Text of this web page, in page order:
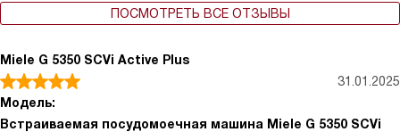
ПОСМОТРЕТЬ ВСЕ ОТЗЫВЫ
Miele G 5350 SCVi Active Plus
31.01.2025
Модель:
Встраиваемая посудомоечная машина Miele G 5350 SCVi